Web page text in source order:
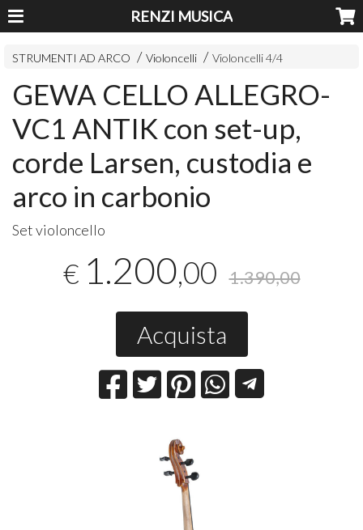
RENZI MUSICA
STRUMENTI AD ARCO Violoncelli Violoncelli 4/4
GEWA CELLO ALLEGRO-
VC1 ANTIK con set-up,
corde Larsen, custodia e
arco in carbonio
Set violoncello
€ 1.200,00 1.390,00
Acquista